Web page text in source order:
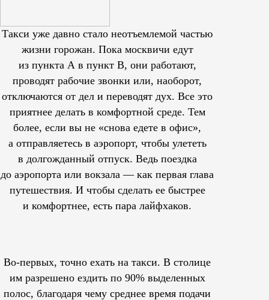
Такси уже давно стало неотъемлемой частью
жизни горожан. Пока москвичи едут
из пункта А в пункт В, они работают,
проводят рабочие звонки или, наоборот,
отключаются от дел и переводят дух. Все это
приятнее делать в комфортной среде. Тем
более, если вы не «снова едете в офис»,
а отправляетесь в аэропорт, чтобы улететь
в долгожданный отпуск. Ведь поездка
до аэропорта или вокзала — как первая глава
путешествия. И чтобы сделать ее быстрее
и комфортнее, есть пара лайфхаков.
Во-первых, точно ехать на такси. В столице
им разрешеноездить по 90% выделенных
полос, благодаря чему среднее время подачи